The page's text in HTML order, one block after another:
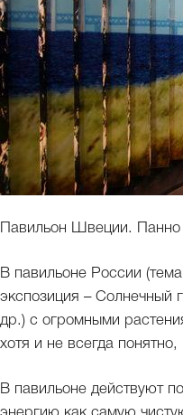
Павильон Швеции. Панно
В павильоне России
экспозиция – Солнечный
др.) с огромными
хотя и не всегда
В павильоне действуют